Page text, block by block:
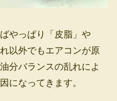
やっぱり「皮脂」や
以外でもエアコンが原
分バランスの乱れによ
になってきます。